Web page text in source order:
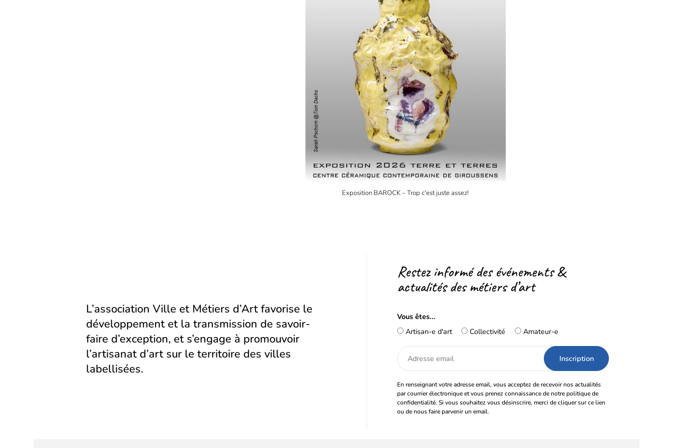
Exposition BAROCK – Trop c'est juste assez!
L’association Ville et Métiers d’Art favorise le
développement et la transmission de savoir-
faire d’exception, et s’engage à promouvoir
l’artisanat d’art sur le territoire des villes
labellisées.
Restez informé des événements &
actualités des métiers d’art
Vous êtes...
Artisan-e d'art
Collectivité Amateur-e
Adresse
email
En renseignant votre adresse email, vous acceptez de recevoir nos actualités
par courrier électronique et vous prenez connaissance de notre politique de
confidentialité. Si vous souhaitez vous désinscrire, merci de cliquer sur ce lien
ou de nous faire parvenir un email.